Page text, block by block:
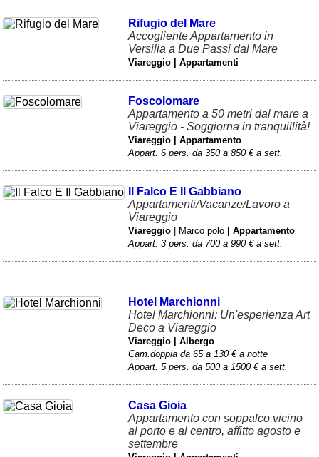
Rifugio del Mare
Accogliente Appartamento in
Versilia a Due Passi dal Mare
Viareggio | Appartamenti
Foscolomare
Appartamento a 50 metri dal mare a
Viareggio - Soggiorna in tranquillità!
Viareggio | Appartamento
Appart. 6 pers. da 350 a 850 € a sett.
Il Falco E Il Gabbiano
Appartamenti/Vacanze/Lavoro a
Viareggio
Viareggio | Marco polo | Appartamento
Appart. 3 pers. da 700 a 990 € a sett.
Hotel Marchionni
Hotel Marchionni: Un'esperienza Art
Deco a Viareggio
Viareggio | Albergo
Cam.doppia da 65 a 130 € a notte
Appart. 5 pers. da 500 a 1500 € a sett.
Casa Gioia
Appartamento con soppalco vicino
al porto e al centro, affitto agosto e
settembre